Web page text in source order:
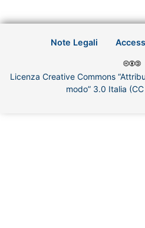
Note Legali
Licenza Creative Commons
modo” 3.0 Italia